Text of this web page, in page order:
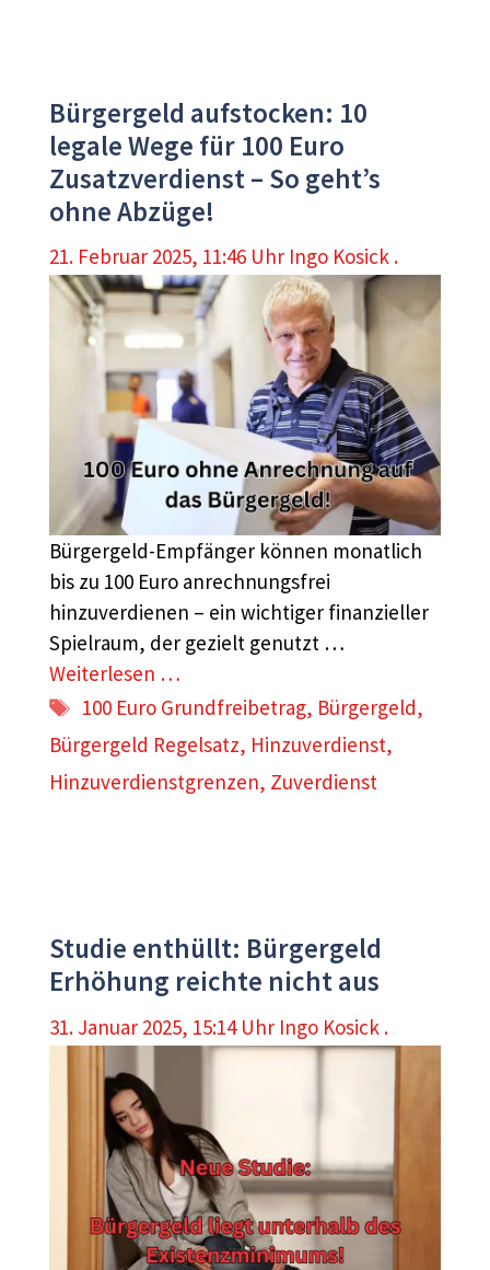
Bürgergeld aufstocken: 10
legale Wege für 100 Euro
Zusatzverdienst – So geht’s
ohne Abzüge!
21. Februar 2025, 11:46 Uhr Ingo Kosick .
Bürgergeld-Empfänger können monatlich
bis zu 100 Euro anrechnungsfrei
hinzuverdienen – ein wichtiger finanzieller
Spielraum, der gezielt genutzt …
Weiterlesen …
Schlagwörter
100 Euro Grundfreibetrag, Bürgergeld,
Bürgergeld Regelsatz, Hinzuverdienst,
Hinzuverdienstgrenzen, Zuverdienst
Studie enthüllt: Bürgergeld
Erhöhung reichte nicht aus
31. Januar 2025, 15:14 Uhr Ingo Kosick .